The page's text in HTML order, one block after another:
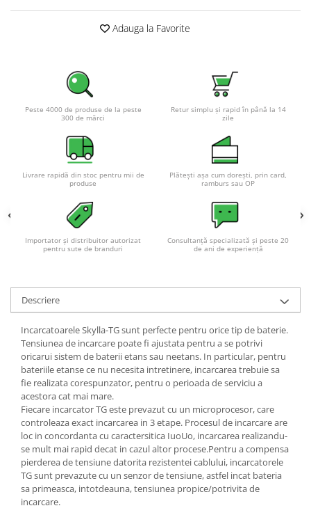
Prize de incarcare vehicule
Turbine eoliene pentru casă
Acumulatori VRLA AGM/GEL /
Tractiune / LiFePo4
Baterii si acumulatori gel si VRLA
Baterii si acumulatori AGM VRLA
Acumulatori Moto, ATV
Li-Ion
Tractiune
APC
Pachete acumulatori VRLA
Sisteme de management (BMS)
Redresoare, incarcatoare si testere
Redresoare auto, moto, barci si
stationare
Surse UPS
UPS pentru centrale termice si
sisteme de urgenta - acumulator
extern
Adauga la Favorite
Peste 4000 de produse de la peste
300 de mărci
Retur simplu și rapid în până la 14
zile
Livrare rapidă din stoc pentru mii de
produse
Plătești așa cum dorești, prin card,
ramburs sau OP
Importator și distribuitor autorizat
pentru sute de branduri
Consultanță specializată și peste 20
de ani de experiență
Descriere
Incarcatoarele Skylla-TG sunt perfecte pentru orice tip de baterie.
Tensiunea de incarcare poate fi ajustata pentru a se potrivi
oricarui sistem de baterii etans sau neetans. In particular, pentru
bateriile etanse ce nu necesita intretinere, incarcarea trebuie sa
fie realizata corespunzator, pentru o perioada de serviciu a
acestora cat mai mare.
Fiecare incarcator TG este prevazut cu un microprocesor, care
controleaza exact incarcarea in 3 etape. Procesul de incarcare are
loc in concordanta cu caractersitica IuoUo, incarcarea realizandu-
se mult mai rapid decat in cazul altor procese.Pentru a compensa
pierderea de tensiune datorita rezistentei cablului, incarcatorele
TG sunt prevazute cu un senzor de tensiune, astfel incat bateria
sa primeasca, intotdeauna, tensiunea propice/potrivita de
incarcare.